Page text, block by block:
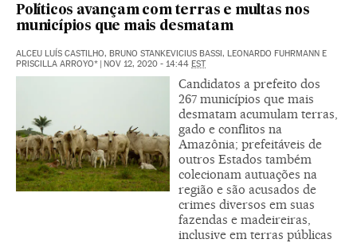
Políticos avançam com terras e multas nos
municípios que mais desmatam
ALCEU LUÍS CASTILHO, BRUNO STANKEVICIUS BASSI, LEONARDO FUHRMANN E
PRISCILLA ARROYO* | NOV 12, 2020 - 14:44 EST
Candidatos a prefeito dos
267 municípios que mais
desmatam acumulam terras,
gado e conflitos na
Amazônia; prefeitáveis de
outros Estados também
colecionam autuações na
região e são acusados de
crimes diversos em suas
fazendas e madeireiras,
inclusive em terras públicas